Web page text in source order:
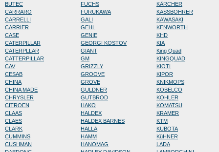
BUTEC
CARRARO
CARRELLI
CARRIER
CASE
CATERPILLAR
CATERPLLAR
CATTERPILLAR
CAV
CESAB
CHINA
CHINA MADE
CHRYSLER
CITROEN
CLAAS
CLAES
CLARK
CUMMINS
CUSHMAN
FUCHS
FURUKAWA
GALI
GEHL
GENIE
GEORGI KOSTOV
GIANT
GM
GRIZZLY
GROOVE
GROVE
GÜLDNER
GUTBROD
HAKO
HALDEX
HALDEX BARNES
HALLA
HAMM
HANOMAG
KÄRCHER
KÄSSBOHRER
KAWASAKI
KENWORTH
KHD
KIA
King Quad
KINGQUAD
KIOTI
KIPOR
KNIKMOPS
KOBELCO
KOHLER
KOMATSU
KRAMER
KTM
KUBOTA
KüHNER
LADA